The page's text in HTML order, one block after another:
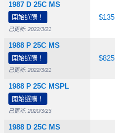
1987 D 25C MS
開始選購！
已更新: 2022/3/21
1988 P 25C MS
開始選購！
已更新: 2022/3/21
1988 P 25C MSPL
開始選購！
已更新: 2020/3/23
1988 D 25C MS
$10.00 $135
$15.00 $825